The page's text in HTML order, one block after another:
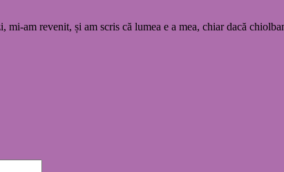
mi-am revenit, și am scris că lumea e a mea, chiar dacă